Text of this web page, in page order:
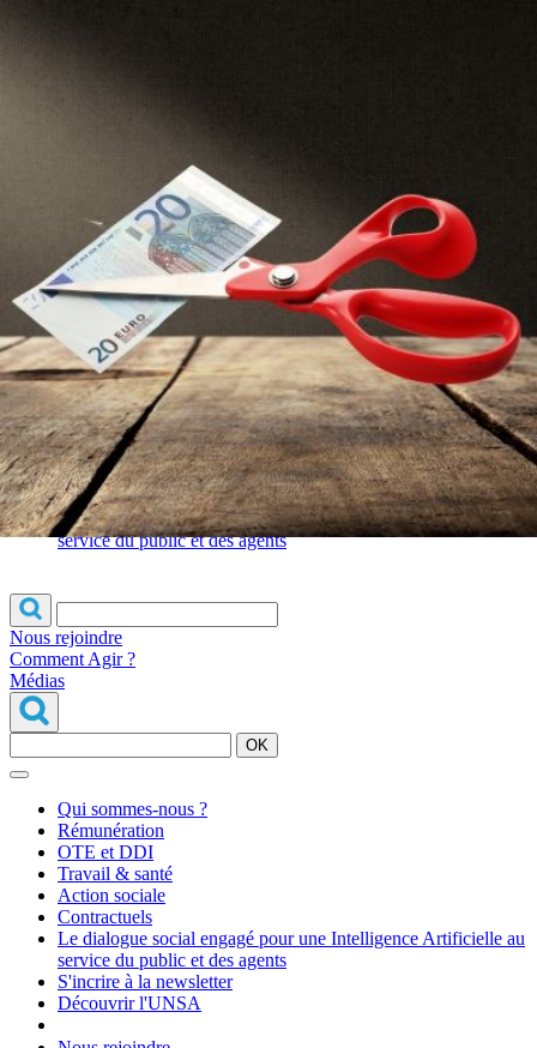
sommes-
nous ?
S'inscrire à
la
newsletter
Découvrir
l'UNSA
Rémunération
OTE et DDI
|
Travail & santé
Action sociale
|
Contractuels
|
Le dialogue social engagé pour une Intelligence Artificielle au
service du public et des agents
Nous rejoindre
Comment Agir ?
Médias
OK
Qui sommes-nous ?
Rémunération
OTE et DDI
Travail & santé
Action sociale
Contractuels
Le dialogue social engagé pour une Intelligence Artificielle au
service du public et des agents
S'incrire à la newsletter
Découvrir l'UNSA